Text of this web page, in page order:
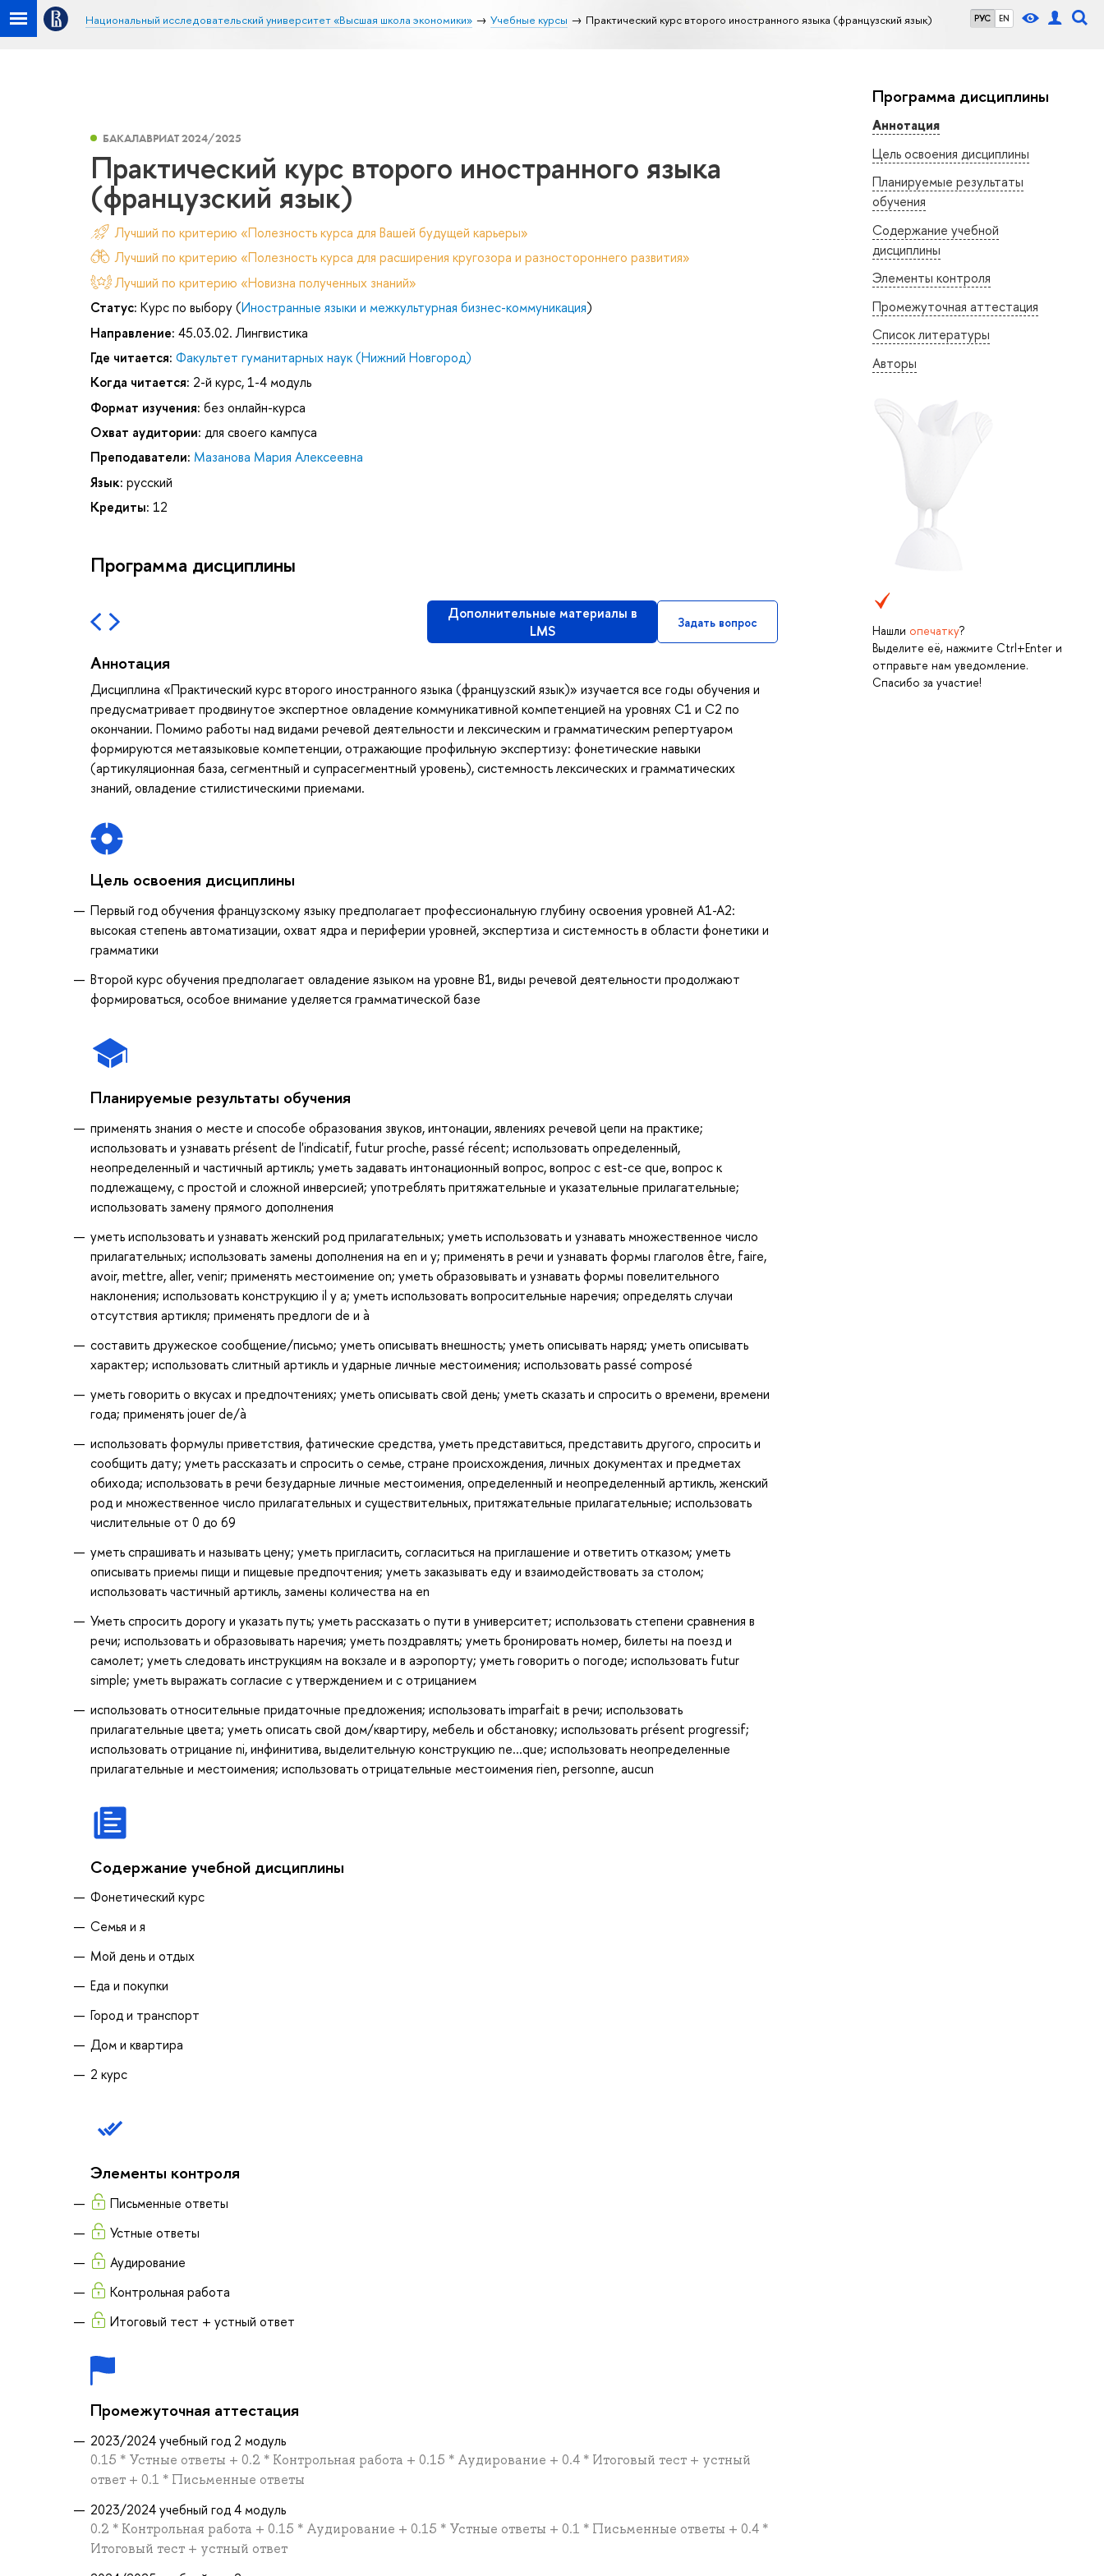
РУС EN
Национальный исследовательский университет «Высшая школа экономики» Учебные курсы Практический курс второго иностранного языка (французский язык)
Программа дисциплины
Аннотация
Цель освоения дисциплины
Планируемые результаты
обучения
Содержание учебной
дисциплины
Элементы контроля
Промежуточная аттестация
Список литературы
Авторы
Нашли опечатку?
Выделите её, нажмите Ctrl+Enter и
отправьте нам уведомление.
Спасибо за участие!
БАКАЛАВРИАТ 2024/2025
Практический курс второго иностранного языка
(французский язык)
Лучший по критерию «Полезность курса для Вашей будущей карьеры»
Лучший по критерию «Полезность курса для расширения кругозора и разностороннего развития»
Лучший по критерию «Новизна полученных знаний»
Статус: Курс по выбору (Иностранные языки и межкультурная бизнес-коммуникация)
Направление: 45.03.02. Лингвистика
Где читается: Факультет гуманитарных наук (Нижний Новгород)
Когда читается: 2-й курс, 1-4 модуль
Формат изучения: без онлайн-курса
Охват аудитории: для своего кампуса
Преподаватели: Мазанова Мария Алексеевна
Язык: русский
Кредиты: 12
Программа дисциплины
Дополнительные материалы в
LMS
Задать вопрос
Аннотация
Дисциплина «Практический курс второго иностранного языка (французский язык)» изучается все годы обучения и
предусматривает продвинутое экспертное овладение коммуникативной компетенцией на уровнях C1 и C2 по
окончании. Помимо работы над видами речевой деятельности и лексическим и грамматическим репертуаром
формируются метаязыковые компетенции, отражающие профильную экспертизу: фонетические навыки
(артикуляционная база, сегментный и супрасегментный уровень), системность лексических и грамматических
знаний, овладение стилистическими приемами.
Цель освоения дисциплины
Первый год обучения французскому языку предполагает профессиональную глубину освоения уровней А1-А2:
высокая степень автоматизации, охват ядра и периферии уровней, экспертиза и системность в области фонетики и
грамматики
Второй курс обучения предполагает овладение языком на уровне B1, виды речевой деятельности продолжают
формироваться, особое внимание уделяется грамматической базе
Планируемые результаты обучения
применять знания о месте и способе образования звуков, интонации, явлениях речевой цепи на практике;
использовать и узнавать présent de l'indicatif, futur proche, passé récent; использовать определенный,
неопределенный и частичный артикль; уметь задавать интонационный вопрос, вопрос с est-ce que, вопрос к
подлежащему, с простой и сложной инверсией; употреблять притяжательные и указательные прилагательные;
использовать замену прямого дополнения
уметь использовать и узнавать женский род прилагательных; уметь использовать и узнавать множественное число
прилагательных; использовать замены дополнения на en и y; применять в речи и узнавать формы глаголов être, faire,
avoir, mettre, aller, venir; применять местоимение on; уметь образовывать и узнавать формы повелительного
наклонения; использовать конструкцию il y a; уметь использовать вопросительные наречия; определять случаи
отсутствия артикля; применять предлоги de и à
составить дружеское сообщение/письмо; уметь описывать внешность; уметь описывать наряд; уметь описывать
характер; использовать слитный артикль и ударные личные местоимения; использовать passé composé
уметь говорить о вкусах и предпочтениях; уметь описывать свой день; уметь сказать и спросить о времени, времени
года; применять jouer de/à
использовать формулы приветствия, фатические средства, уметь представиться, представить другого, спросить и
сообщить дату; уметь рассказать и спросить о семье, стране происхождения, личных документах и предметах
обихода; использовать в речи безударные личные местоимения, определенный и неопределенный артикль, женский
род и множественное число прилагательных и существительных, притяжательные прилагательные; использовать
числительные от 0 до 69
уметь спрашивать и называть цену; уметь пригласить, согласиться на приглашение и ответить отказом; уметь
описывать приемы пищи и пищевые предпочтения; уметь заказывать еду и взаимодействовать за столом;
использовать частичный артикль, замены количества на en
Уметь спросить дорогу и указать путь; уметь рассказать о пути в университет; использовать степени сравнения в
речи; использовать и образовывать наречия; уметь поздравлять; уметь бронировать номер, билеты на поезд и
самолет; уметь следовать инструкциям на вокзале и в аэропорту; уметь говорить о погоде; использовать futur
simple; уметь выражать согласие с утверждением и с отрицанием
использовать относительные придаточные предложения; использовать imparfait в речи; использовать
прилагательные цвета; уметь описать свой дом/квартиру, мебель и обстановку; использовать présent progressif;
использовать отрицание ni, инфинитива, выделительную конструкцию ne...que; использовать неопределенные
прилагательные и местоимения; использовать отрицательные местоимения rien, personne, aucun
Содержание учебной дисциплины
Фонетический курс
Семья и я
Мой день и отдых
Еда и покупки
Город и транспорт
Дом и квартира
2 курс
Элементы контроля
Письменные ответы
Устные ответы
Аудирование
Контрольная работа
Итоговый тест + устный ответ
Промежуточная аттестация
2023/2024 учебный год 2 модуль
0.15 * Устные ответы + 0.2 * Контрольная работа + 0.15 * Аудирование + 0.4 * Итоговый тест + устный
ответ + 0.1 * Письменные ответы
2023/2024 учебный год 4 модуль
0.2 * Контрольная работа + 0.15 * Аудирование + 0.15 * Устные ответы + 0.1 * Письменные ответы + 0.4 *
Итоговый тест + устный ответ